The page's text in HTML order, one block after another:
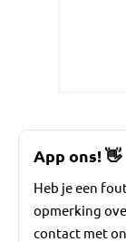
App ons! 👋
Heb je een
opmerking
contact met